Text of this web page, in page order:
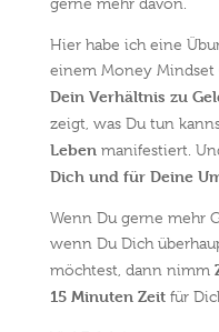
Hier habe ich eine
einem Money Mindset
Dein Verhältnis zu
zeigt, was Du tun
Leben manifestiert.
Dich und für Deine
Wenn Du gerne mehr
wenn Du Dich
möchtest, dann nimm
15 Minuten Zeitfür